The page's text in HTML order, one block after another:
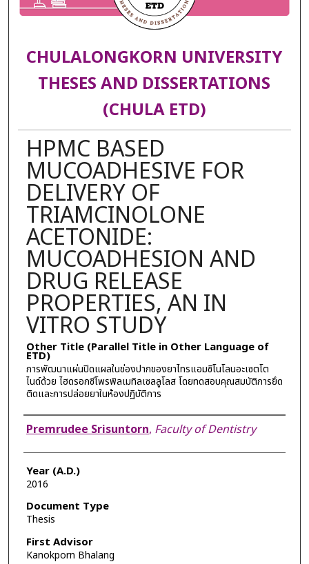
CHULALONGKORN UNIVERSITY
THESES AND DISSERTATIONS
(CHULA ETD)
HPMC BASED
MUCOADHESIVE FOR
DELIVERY OF
TRIAMCINOLONE
ACETONIDE:
MUCOADHESION AND
DRUG RELEASE
PROPERTIES, AN IN
VITRO STUDY
Other Title (Parallel Title in Other Language of
ETD)
การพัฒนาแผ่นปิดแผลในช่องปากของยาไทรแอมซิโนโลนอะเซตโต
ไนด์ด้วย ไฮดรอกซีโพรพิลเมทิลเซลลูโลส โดยทดสอบคุณสมบัติการยึด
ติดและการปล่อยยาในห้องปฏิบัติการ
Author
Premrudee Srisuntorn, Faculty of Dentistry
Year (A.D.)
2016
Document Type
Thesis
First Advisor
Kanokporn Bhalang